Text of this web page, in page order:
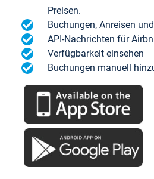
Preisen.
Buchungen, Anreisen
API-Nachrichten für
Verfügbarkeit einsehen
Buchungen manuell